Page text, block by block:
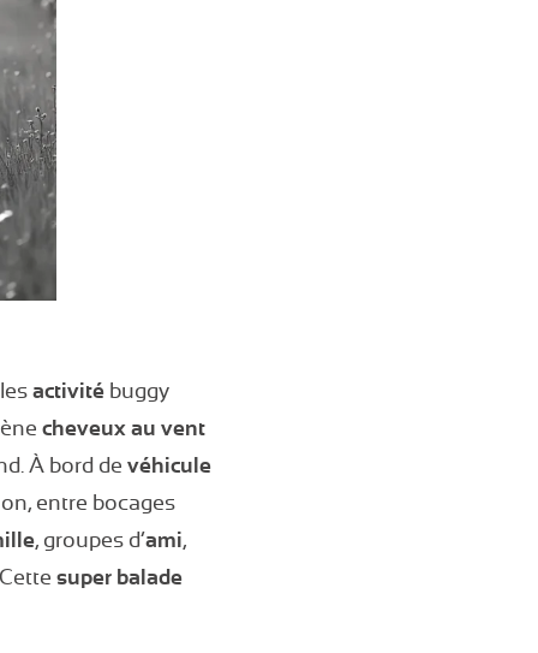
activité buggy
cheveux au vent
À bord de véhicule
entre bocages
, groupes d’ami,
super balade